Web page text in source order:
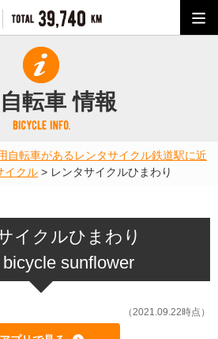
転車 情報
自転車があるレンタサイクル鉄道駅に近
イクル > レンタサイクルひまわり
イクルひまわり
sunflower
（2021.09.22時点）